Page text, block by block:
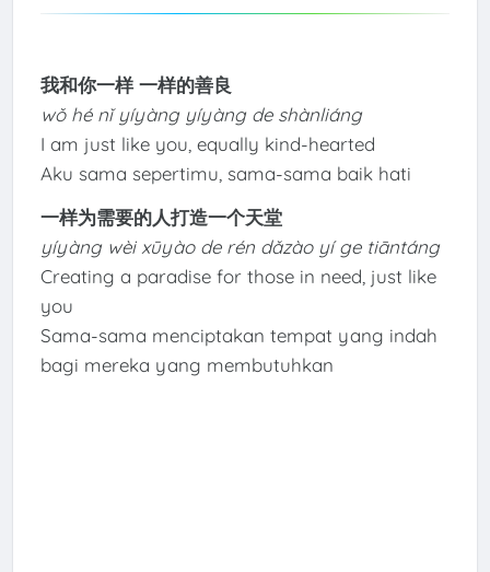
我和你一样 一样的善良
wǒ hé nǐ yíyàng yíyàng de shànliáng
I am just like you, equally kind-hearted
Aku sama sepertimu, sama-sama baik hati
一样为需要的人打造一个天堂
yíyàng wèi xūyào de rén dǎzào yí ge tiāntáng
Creating a paradise for those in need, just like
you
Sama-sama menciptakan tempat yang indah
bagi mereka yang membutuhkan